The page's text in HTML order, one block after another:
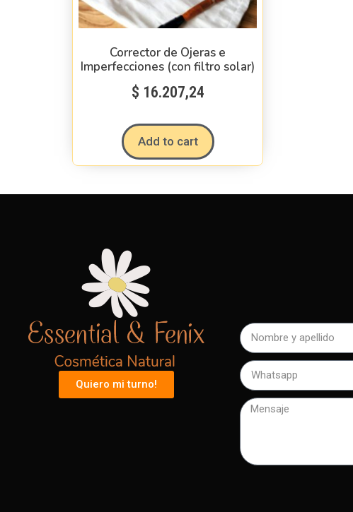
Corrector de Ojeras e
Imperfecciones (con filtro solar)
$ 16.207,24
Add to cart
Quiero mi turno!